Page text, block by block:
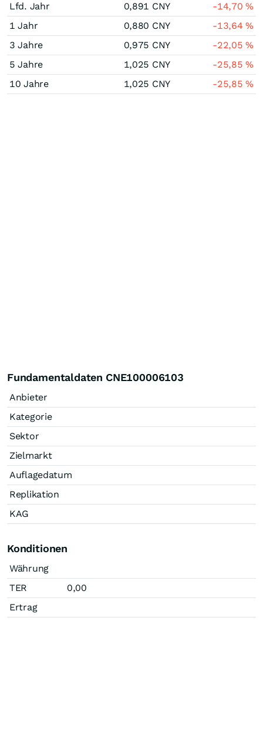
Lfd. Jahr
0,891 CNY -14,70%
1 Jahr
0,880 CNY -13,64%
3 Jahre
0,975 CNY -22,05%
5 Jahre
1,025 CNY -25,85%
10 Jahre
1,025 CNY -25,85%
Fundamentaldaten CNE100006103
Anbieter
Kategorie
Sektor
Zielmarkt
Auflagedatum
Replikation
KAG
Konditionen
Währung
TER
0,00
Ertrag